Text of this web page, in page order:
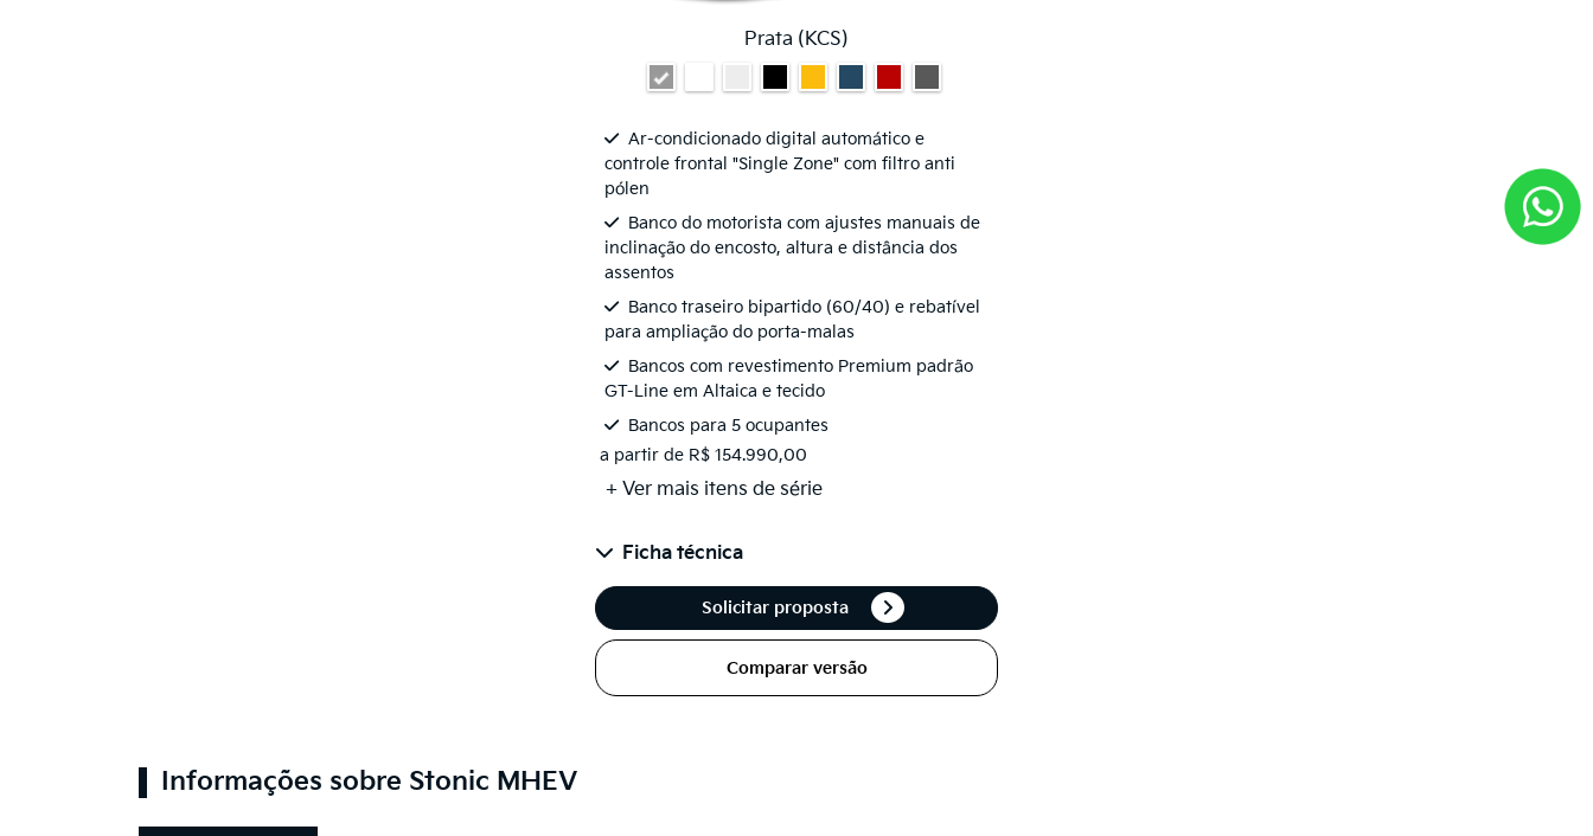
Prata (KCS)
Ar-condicionado digital automático e
controle frontal "Single Zone" com filtro anti
pólen
Banco do motorista com ajustes manuais de
inclinação do encosto, altura e distância dos
assentos
Banco traseiro bipartido (60/40) e rebatível
para ampliação do porta-malas
Bancos com revestimento Premium padrão
GT-Line em Altaica e tecido
Bancos para 5 ocupantes
a partir de R$ 154.990,00
+ Ver mais itens de série
Ficha técnica
Solicitar proposta
Comparar versão
Informações sobre Stonic MHEV